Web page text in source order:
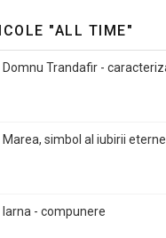
"ALL TIME"
Domnu Trandafir -
Marea, simbol al iubirii eterne
Iarna - compunere